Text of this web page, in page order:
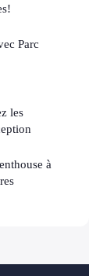
Parc
les
à